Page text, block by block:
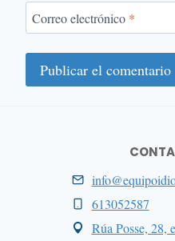
Correo electrónico *
613052587
Rúa Posse, 28,